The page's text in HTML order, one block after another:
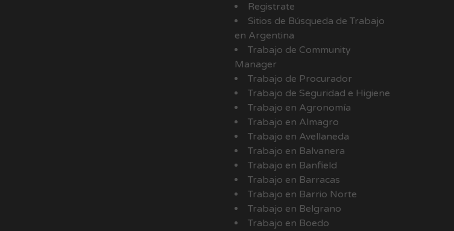
Registrate
Sitios de Búsqueda de Trabajo
en Argentina
Trabajo de Community
Manager
Trabajo de Procurador
Trabajo de Seguridad e Higiene
Trabajo en Agronomía
Trabajo en Almagro
Trabajo en Avellaneda
Trabajo en Balvanera
Trabajo en Banfield
Trabajo en Barracas
Trabajo en Barrio Norte
Trabajo en Belgrano
Trabajo en Boedo